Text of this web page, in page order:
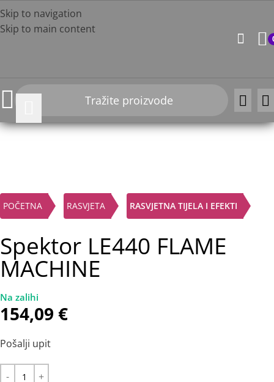
Skip to navigation
Skip to main content
POČETNA RASVJETA RASVJETNA TIJELA I EFEKTI
Spektor LE440 FLAME
MACHINE
154,09 €
Pošalji upit